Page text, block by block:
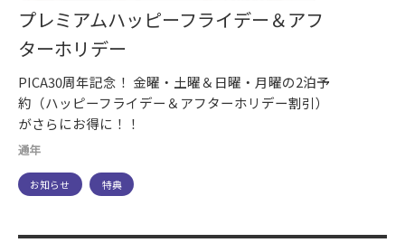
プレミアムハッピーフライデー＆アフ
ターホリデー
PICA30周年記念！ 金曜・土曜＆日曜・月曜の2泊予
約（ハッピーフライデー＆アフターホリデー割引）
がさらにお得に！！
通年
お知らせ 特典